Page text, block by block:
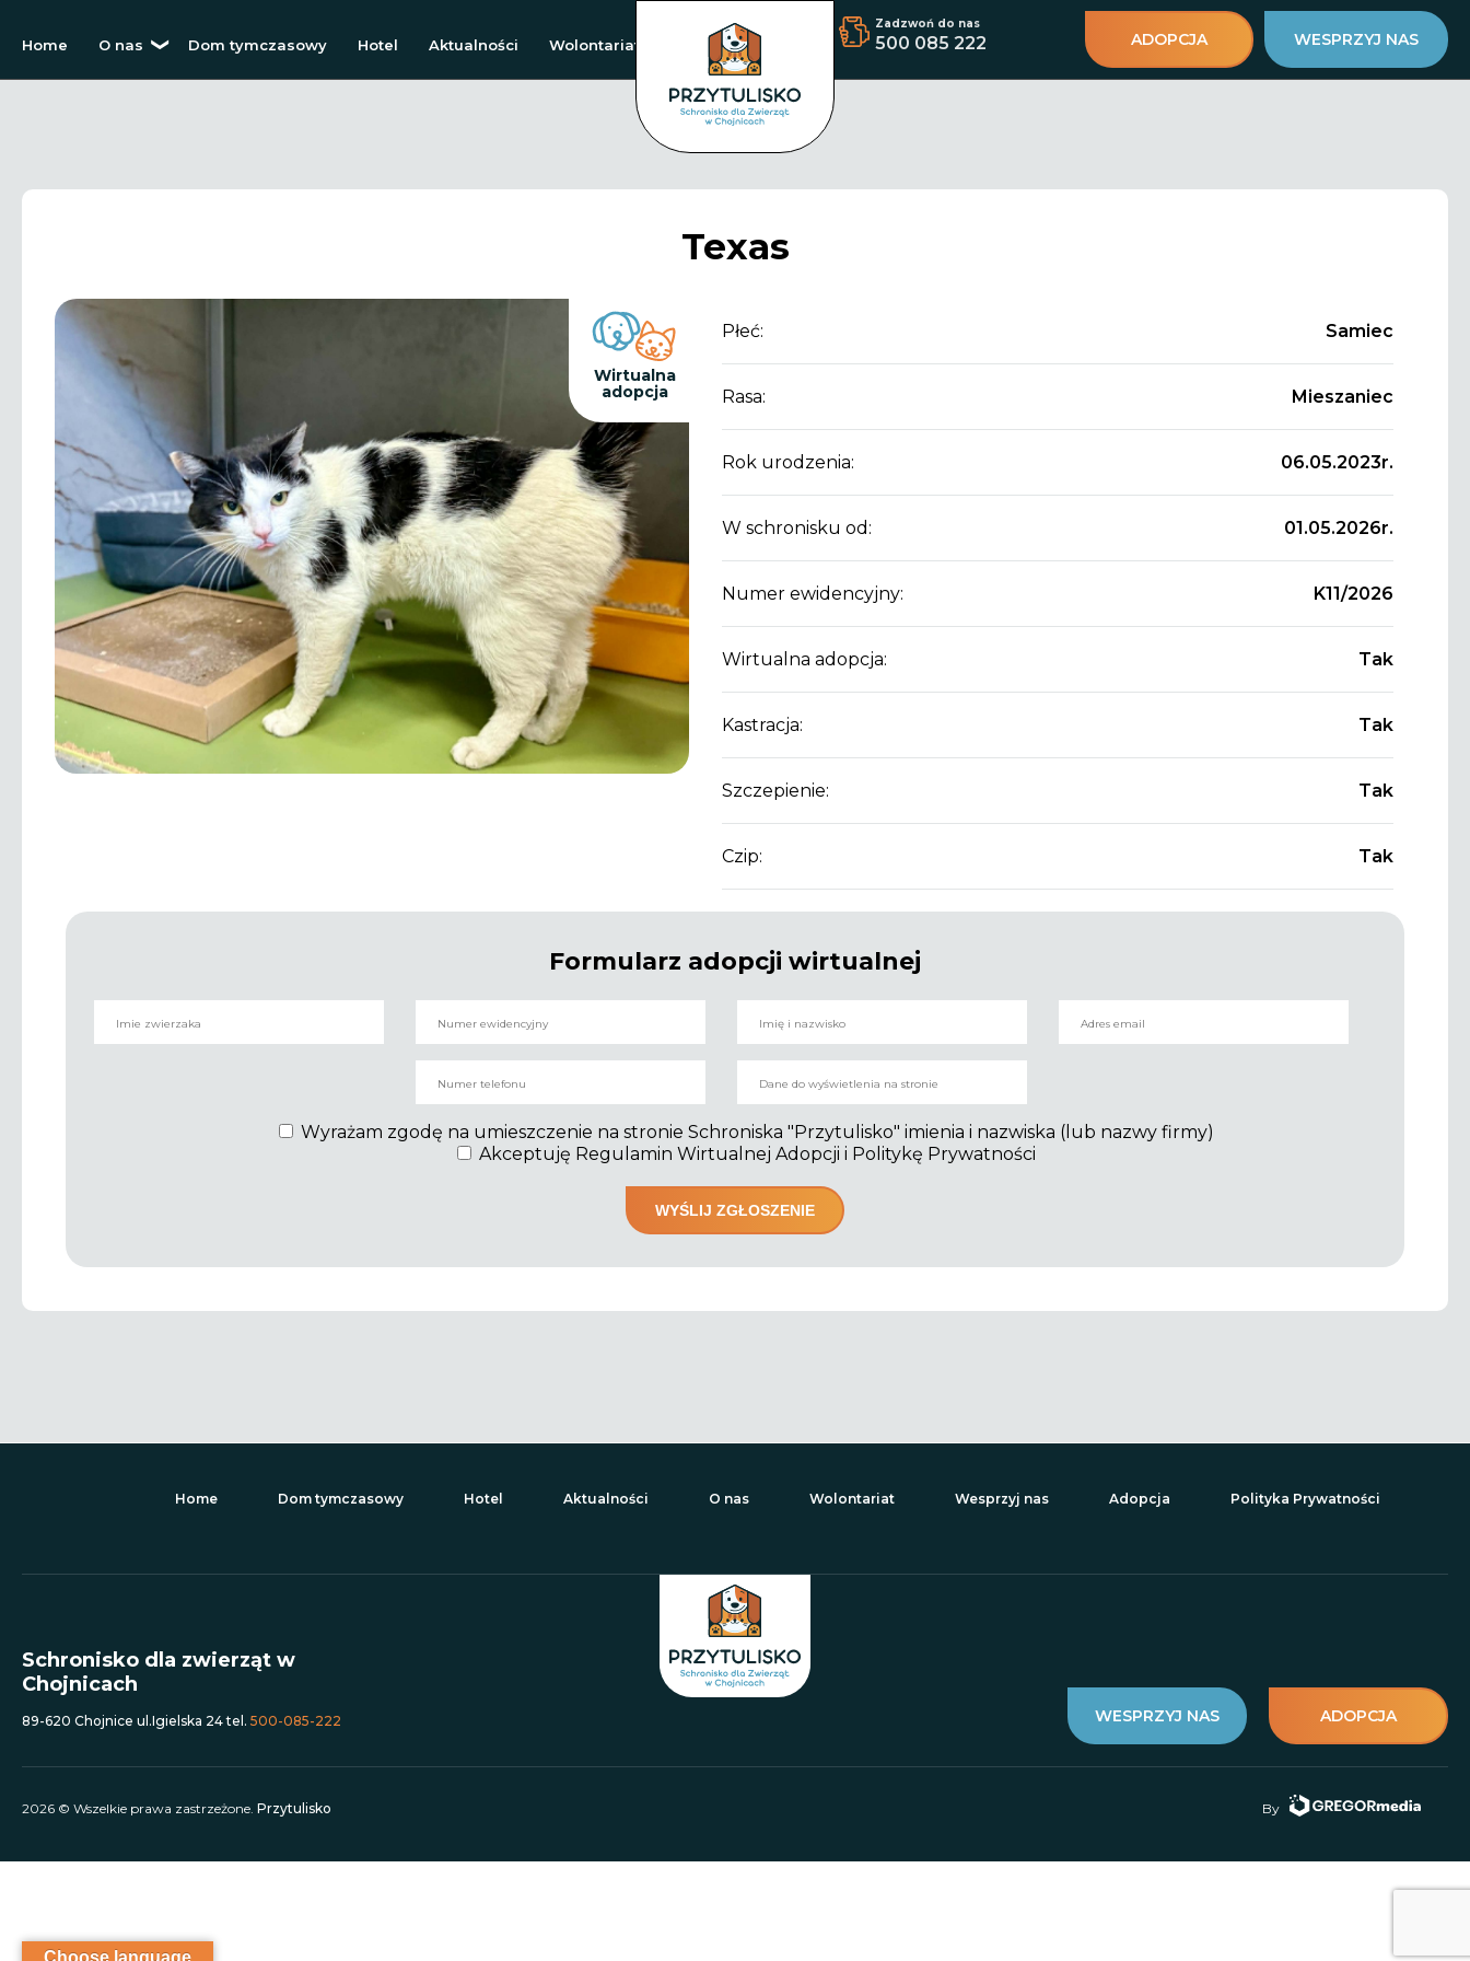
Home O nas Dom tymczasowy Hotel Aktualności Wolontariat
Zadzwoń do nas
500 085 222 ADOPCJA WESPRZYJ NAS
Texas
Wirtualna
adopcja
Płeć: Samiec
Rasa: Mieszaniec
Rok urodzenia: 06.05.2023r.
W schronisku od: 01.05.2026r.
Numer ewidencyjny: K11/2026
Wirtualna adopcja: Tak
Kastracja: Tak
Szczepienie: Tak
Czip: Tak
Formularz adopcji wirtualnej
Wyrażam zgodę na umieszczenie na stronie Schroniska "Przytulisko" imienia i nazwiska (lub nazwy firmy)
Akceptuję Regulamin Wirtualnej Adopcji i Politykę Prywatności
Choose language
Home Dom tymczasowy Hotel Aktualności O nas Wolontariat Wesprzyj nas Adopcja Polityka Prywatności
Schronisko dla zwierząt w
Chojnicach
89-620 Chojnice ul.Igielska 24 tel. 500-085-222 ADOPCJA
WESPRZYJ NAS
2026 © Wszelkie prawa zastrzeżone. Przytulisko By